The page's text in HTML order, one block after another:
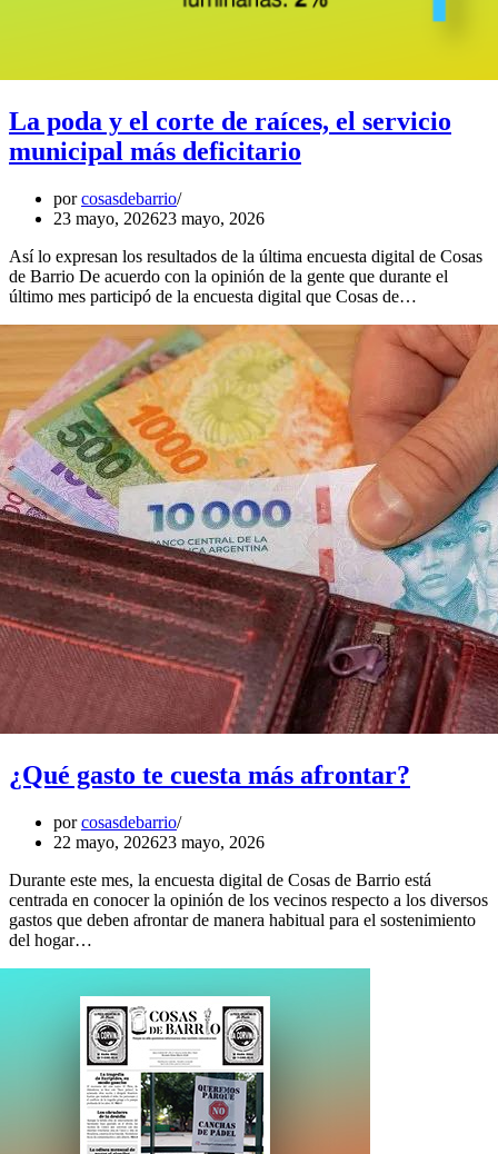
La poda y el corte de raíces, el servicio
municipal más deficitario
porcosasdebarrio
23 mayo, 202623 mayo, 2026
Así lo expresan los resultados de la última encuesta digital de Cosas
de Barrio De acuerdo con la opinión de la gente que durante el
último mes participó de la encuesta digital que Cosas de…
¿Qué gasto te cuesta más afrontar?
porcosasdebarrio
22 mayo, 202623 mayo, 2026
Durante este mes, la encuesta digital de Cosas de Barrio está
centrada en conocer la opinión de los vecinos respecto a los diversos
gastos que deben afrontar de manera habitual para el sostenimiento
del hogar…